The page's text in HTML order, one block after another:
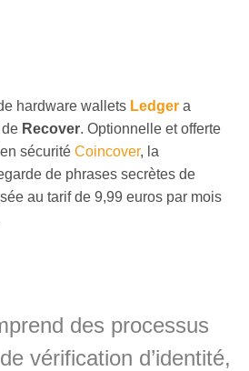
hardware wallets Ledger a
Recover. Optionnelle et offerte
sécurité Coincover, la
de phrases secrètes de
au tarif de 9,99 euros par mois
des processus
vérification d’identité,